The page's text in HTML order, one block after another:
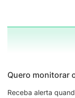
Quero monitorar
Receba alerta